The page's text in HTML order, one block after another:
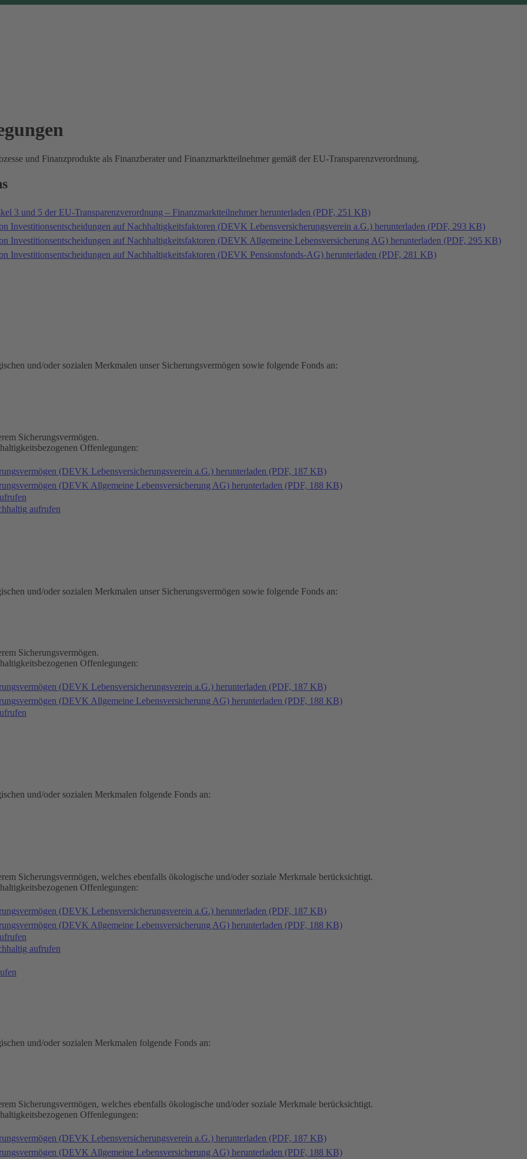
und Finanzprodukte als Finanzberater und Finanzmarktteilnehmer gemäß der EU-Transparenzverordnung.
3 und 5 der EU-Transparenzverordnung – Finanzmarktteilnehmer herunterladen (PDF, 251 KB)
Investitionsentscheidungen auf Nachhaltigkeitsfaktoren (DEVK Lebensversicherungsverein a.G.) herunterladen (PDF, 293 KB)
Investitionsentscheidungen auf Nachhaltigkeitsfaktoren (DEVK Allgemeine Lebensversicherung AG) herunterladen (PDF, 295 KB)
Investitionsentscheidungen auf Nachhaltigkeitsfaktoren (DEVK Pensionsfonds-AG) herunterladen (PDF, 281 KB)
und/oder sozialen Merkmalen unser Sicherungsvermögen sowie folgende Fonds an:
Sicherungsvermögen.
Offenlegungen:
(DEVK Lebensversicherungsverein a.G.) herunterladen (PDF, 187 KB)
(DEVK Allgemeine Lebensversicherung AG) herunterladen (PDF, 188 KB)
aufrufen
und/oder sozialen Merkmalen unser Sicherungsvermögen sowie folgende Fonds an:
Sicherungsvermögen.
Offenlegungen:
(DEVK Lebensversicherungsverein a.G.) herunterladen (PDF, 187 KB)
(DEVK Allgemeine Lebensversicherung AG) herunterladen (PDF, 188 KB)
und/oder sozialen Merkmalen folgende Fonds an:
Sicherungsvermögen, welches ebenfalls ökologische und/oder soziale Merkmale berücksichtigt.
Offenlegungen:
(DEVK Lebensversicherungsverein a.G.) herunterladen (PDF, 187 KB)
(DEVK Allgemeine Lebensversicherung AG) herunterladen (PDF, 188 KB)
aufrufen
und/oder sozialen Merkmalen folgende Fonds an:
Sicherungsvermögen, welches ebenfalls ökologische und/oder soziale Merkmale berücksichtigt.
Offenlegungen:
(DEVK Lebensversicherungsverein a.G.) herunterladen (PDF, 187 KB)
(DEVK Allgemeine Lebensversicherung AG) herunterladen (PDF, 188 KB)